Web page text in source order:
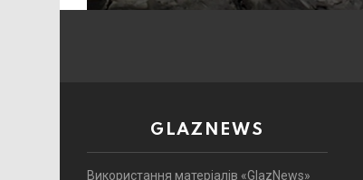
GLAZNEWS
Використання матеріалів «GlazNews»